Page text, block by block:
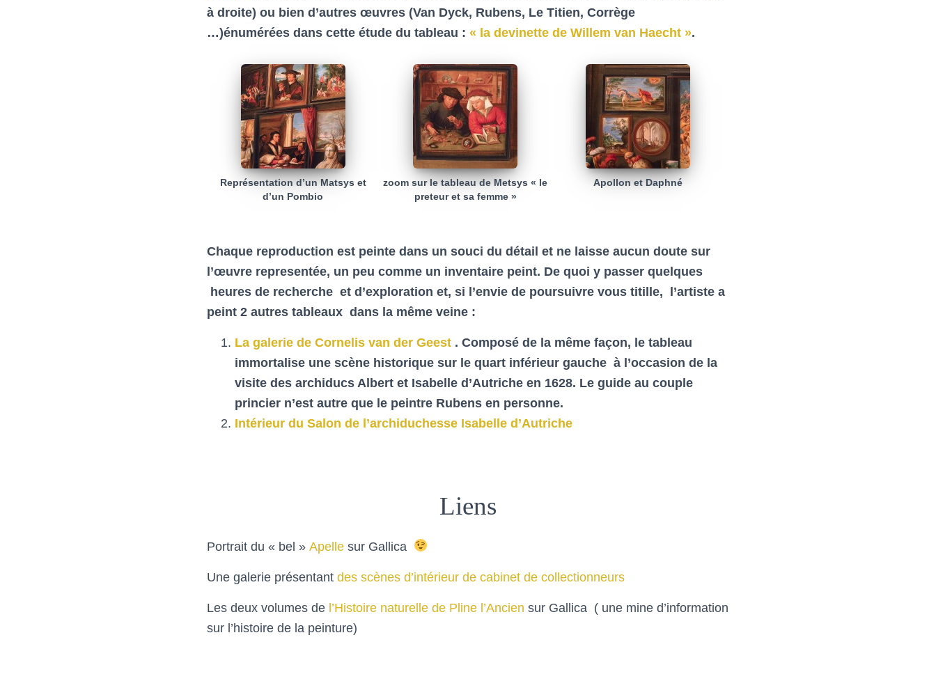
à droite) ou bien d’autres œuvres (Van Dyck, Rubens, Le Titien, Corrège
…)énumérées dans cette étude du tableau : « la devinette de Willem van Haecht ».
Représentation d’un Matsys et
d’un Pombio
zoom sur le tableau de Metsys « le
preteur et sa femme »
Apollon et Daphné
Chaque reproduction est peinte dans un souci du détail et ne laisse aucun doute sur
l’œuvre representée, un peu comme un inventaire peint. De quoi y passer quelques
heures de recherche et d’exploration et, si l’envie de poursuivre vous titille, l’artiste a
peint 2 autres tableaux dans la même veine :
La galerie de Cornelis van der Geest . Composé de la même façon, le tableau
immortalise une scène historique sur le quart inférieur gauche à l’occasion de la
visite des archiducs Albert et Isabelle d’Autriche en 1628. Le guide au couple
princier n’est autre que le peintre Rubens en personne.
Intérieur du Salon de l’archiduchesse Isabelle d’Autriche
Liens
Portrait du « bel » Apelle sur Gallica
Une galerie présentant des scènes d’intérieur de cabinet de collectionneurs
Les deux volumes de l’Histoire naturelle de Pline l’Ancien sur Gallica ( une mine d’information
sur l’histoire de la peinture)